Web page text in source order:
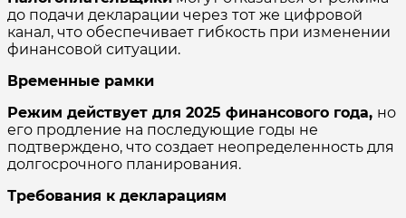
до подачи декларации через тот же цифровой
канал, что обеспечивает гибкость при изменении
финансовой ситуации.
Временные рамки
Режим действует для 2025 финансового года, но
его продление на последующие годы не
подтверждено, что создает неопределенность для
долгосрочного планирования.
Требования к декларациям